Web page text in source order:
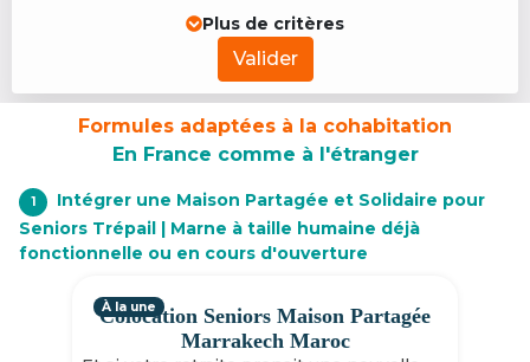
Plus de critères
Valider
Formules adaptées à la cohabitation
En France comme à l'étranger
1
Intégrer une Maison Partagée et Solidaire pour
Seniors Trépail | Marne à taille humaine déjà
fonctionnelle ou en cours d'ouverture
Colocation Seniors Maison Partagée
Marrakech Maroc
À la une